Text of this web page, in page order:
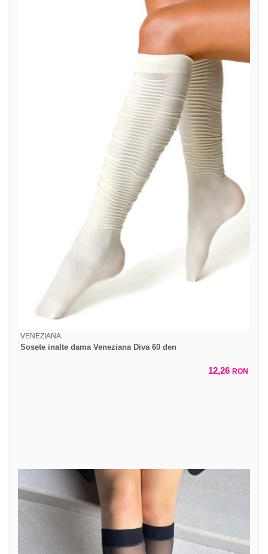
VENEZIANA
Sosete inalte dama Veneziana Diva 60 den
12,26 RON